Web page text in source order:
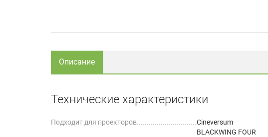
Описание
Технические характеристики
Подходит для проекторов
Cineversum
BLACKWING FOUR